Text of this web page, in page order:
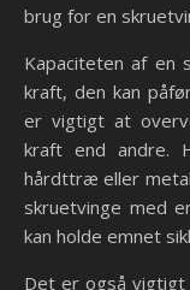
brug for en
Kapaciteten af en
kraft, den kan
er vigtigt at
kraft end andre.
hårdttræ eller
skruetvinge med
kan holde emnet
Det er også